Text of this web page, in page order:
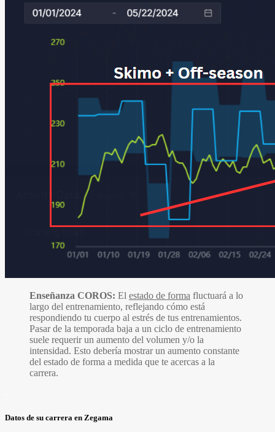
Enseñanza COROS: El estado de forma fluctuará a lo
largo del entrenamiento, reflejando cómo está
respondiendo tu cuerpo al estrés de tus entrenamientos.
Pasar de la temporada baja a un ciclo de entrenamiento
suele requerir un aumento del volumen y/o la
intensidad. Esto debería mostrar un aumento constante
del estado de forma a medida que te acercas a la
carrera.
Datos de su carrera en Zegama